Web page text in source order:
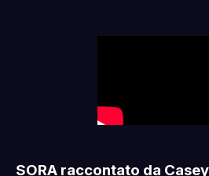
SORA raccontato da